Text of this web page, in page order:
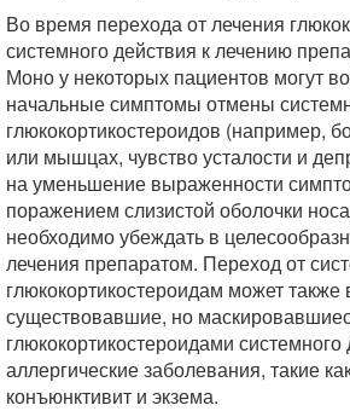
Во время перехода от лечения
системного действия к лечению
Моно у некоторых пациентов могут
начальные симптомы отмены
глюкокортикостероидов (например,
или мышцах, чувство усталости и
на уменьшение выраженности
поражением слизистой оболочки
необходимо убеждать в
лечения препаратом. Переход от
глюкокортикостероидам может
существовавшие, но
глюкокортикостероидами системного
аллергические заболевания, такие
конъюнктивит и экзема.